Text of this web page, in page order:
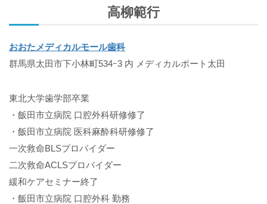
高柳範行
おおたメディカルモール歯科
群馬県太田市下小林町534ｰ3 内 メディカルポート太田
東北大学歯学部卒業
・飯田市立病院 口腔外科研修修了
・飯田市立病院 医科麻酔科研修修了
一次救命BLSプロバイダー
二次救命ACLSプロバイダー
緩和ケアセミナー終了
・飯田市立病院 口腔外科 勤務